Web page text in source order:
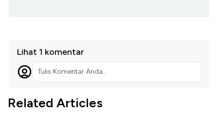
Lihat 1 komentar
Tulis Komentar Anda...
Related Articles